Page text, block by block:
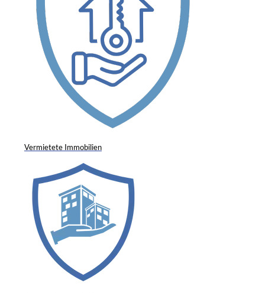
Vermietete Immobilien